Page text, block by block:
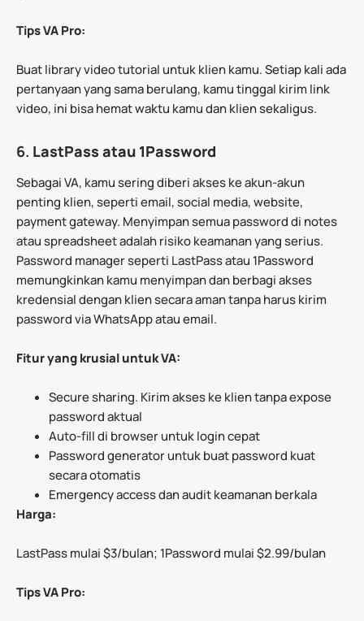
Tips VA Pro:
Buat library video tutorial untuk klien kamu. Setiap kali ada
pertanyaan yang sama berulang, kamu tinggal kirim link
video, ini bisa hemat waktu kamu dan klien sekaligus.
6. LastPass atau 1Password
Sebagai VA, kamu sering diberi akses ke akun-akun
penting klien, seperti email, social media, website,
payment gateway. Menyimpan semua password di notes
atau spreadsheet adalah risiko keamanan yang serius.
Password manager seperti LastPass atau 1Password
memungkinkan kamu menyimpan dan berbagi akses
kredensial dengan klien secara aman tanpa harus kirim
password via WhatsApp atau email.
Fitur yang krusial untuk VA:
Secure sharing. Kirim akses ke klien tanpa expose
password aktual
Auto-fill di browser untuk login cepat
Password generator untuk buat password kuat
secara otomatis
Emergency access dan audit keamanan berkala
Harga:
LastPass mulai $3/bulan; 1Password mulai $2.99/bulan
Tips VA Pro: